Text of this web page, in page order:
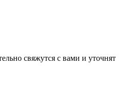
свяжутся с вами и уточнят